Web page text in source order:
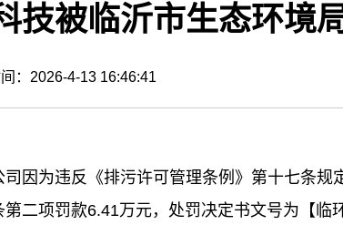
技被临沂市生态环境
：2026-4-13 16:46:41
因为违反《排污许可管理条例》第十七条规
二项罚款6.41万元，处罚决定书文号为【临